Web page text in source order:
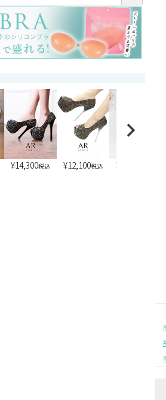
須
)
¥14,300税込 ¥12,100税込 ¥